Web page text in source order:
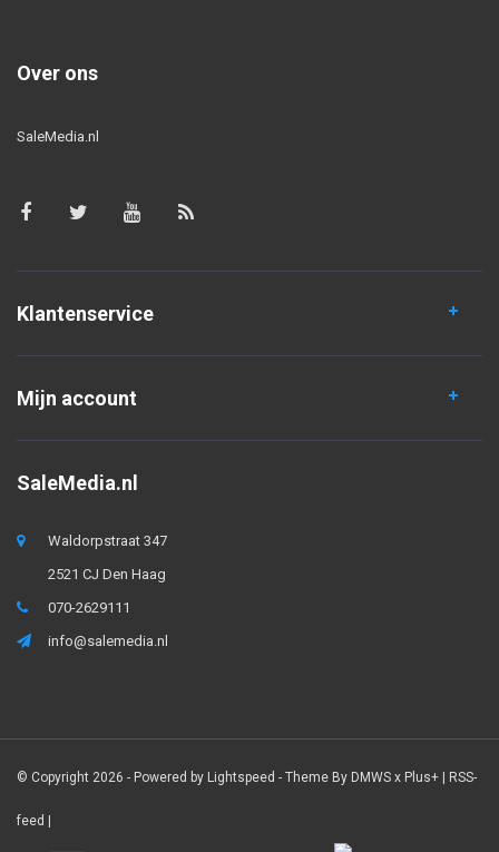
Over ons
SaleMedia.nl
Klantenservice
Mijn account
SaleMedia.nl
Waldorpstraat 347
2521 CJ Den Haag
070-2629111
info@salemedia.nl
© Copyright 2026 - Powered by Lightspeed - Theme By DMWS x Plus+ | RSS-
feed |